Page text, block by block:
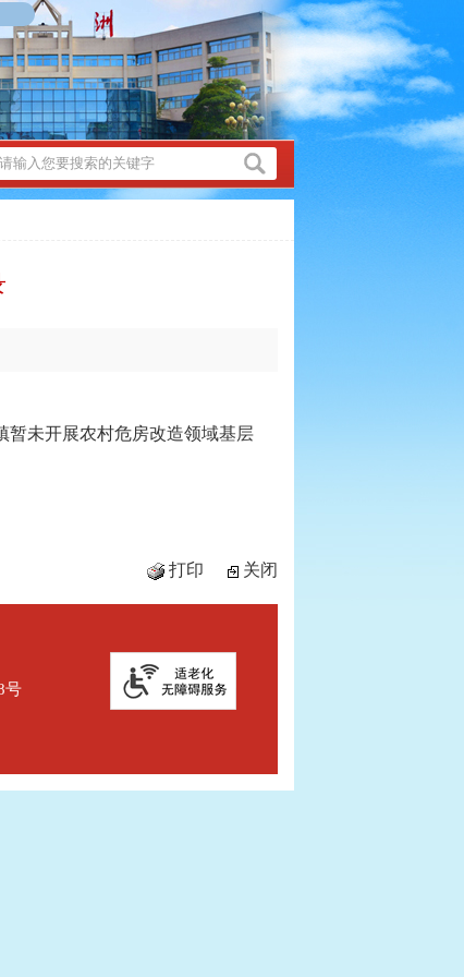
未开展农村危房改造领域基层
打印 关闭
号